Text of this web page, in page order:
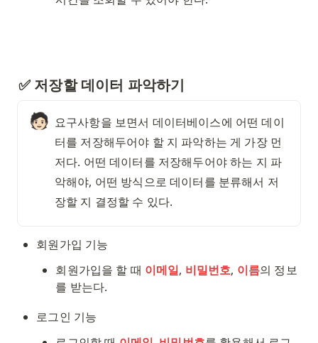
✅ 저장할 데이터 파악하기
🧑🏻 요구사항을 보면서 데이터베이스에 어떤 데이
터를 저장해두어야 할 지 파악하는 게 가장 먼
저다. 어떤 데이터를 저장해두어야 하는 지 파
악해야, 어떤 방식으로 데이터를 분류해서 저
장할 지 결정할 수 있다.
회원가입 기능
회원가입을 할 때 이메일, 비밀번호, 이름의 정보
를 받는다.
로그인 기능